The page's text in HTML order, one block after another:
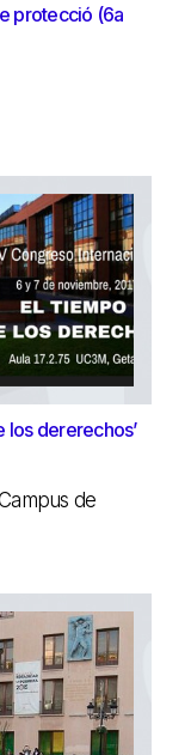
protecció (6a
los dererechos’
de